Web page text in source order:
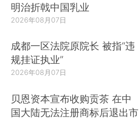
明治折戟中国乳业
2026年08月07日
成都一区法院原院长 被指“违
规挂证执业”
2026年08月07日
贝恩资本宣布收购贡茶 在中
国大陆无法注册商标后退出市